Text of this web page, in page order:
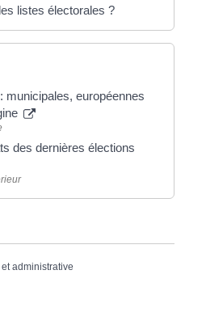
listes électorales ?
municipales, européennes
des dernières élections
administrative